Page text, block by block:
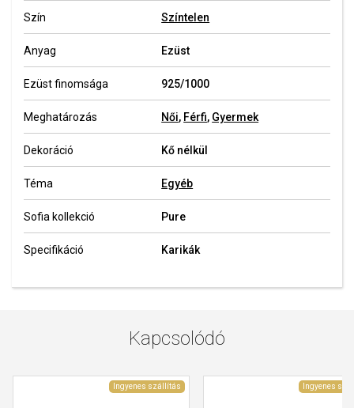
Szín Színtelen
Anyag Ezüst
Ezüst finomsága 925/1000
Meghatározás Női, Férfi, Gyermek
Dekoráció Kő nélkül
Téma Egyéb
Sofia kollekció Pure
Specifikáció Karikák
Kapcsolódó
Ingyenes szállítás Ingyenes